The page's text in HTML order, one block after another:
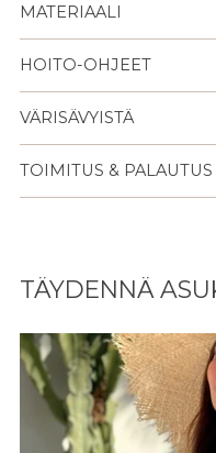
MATERIAALI
HOITO-OHJEET
VÄRISÄVYISTÄ
TOIMITUS & PALAUTUS
ostoskoriisi
TÄYDENNÄ